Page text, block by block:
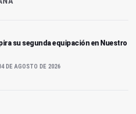
su segunda equipación en Nuestro
DE AGOSTO DE 2026